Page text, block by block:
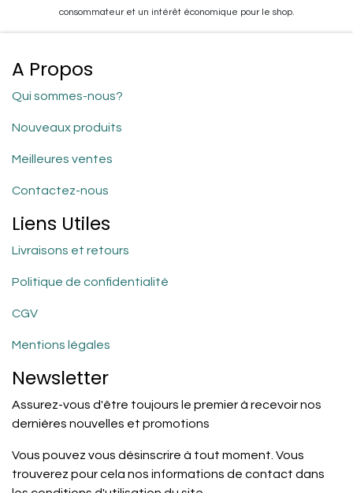
consommateur et un intérêt économique pour le shop.
A Propos
Qui sommes-nous?
Nouveaux produits
Meilleures ventes
Contactez-nous
Liens Utiles
Livraisons et retours
Politique de confidentialité
CGV
Mentions légales
Newsletter
Assurez-vous d'être toujours le premier à recevoir nos
dernières nouvelles et promotions
Vous pouvez vous désinscrire à tout moment. Vous
trouverez pour cela nos informations de contact dans